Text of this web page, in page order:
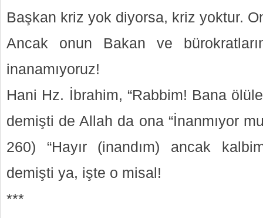
Başkan kriz yok diyorsa, kriz yoktur.
Ancak onun Bakan ve
inanamıyoruz!
Hani Hz. İbrahim, “Rabbim! Bana
demişti de Allah da ona “İnanmıyor
260) “Hayır (inandım) ancak
demişti ya, işte o misal!
***